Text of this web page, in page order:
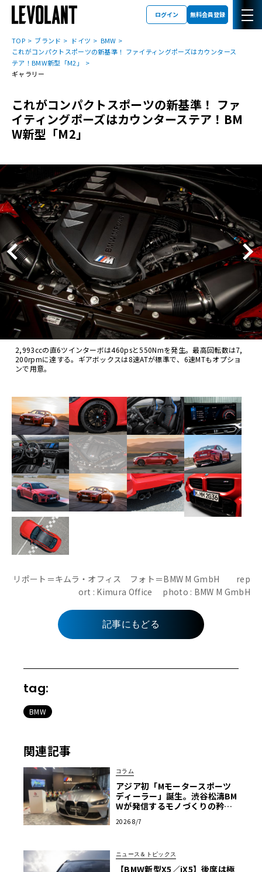
ログイン 無料会員登録
TOP ブランド ドイツ
BMW
これがコンパクトスポーツの新基準！ ファイティングポーズはカウンタース
テア！BMW新型「M2」
ギャラリー
これがコンパクトスポーツの新基準！ ファ
イティングポーズはカウンターステア！BM
W新型「M2」
2,993ccの直6ツインターボは460psと550Nmを発生。最高回転数は7,
200rpmに達する。ギアボックスは8速ATが標準で、6速MTもオプショ
ンで用意。
リポート＝キムラ・オフィス フォト＝BMW M GmbH rep
ort : Kimura Office photo : BMW M GmbH
記事にもどる
tag:
BMW
関連記事
コラム
アジア初「Mモータースポーツ
ディーラー」誕生。渋谷松濤BM
Wが発信するモノづくりの矜持
2026 8/7
ニュース＆トピックス
【BMW新型X5／iX5】後席は極